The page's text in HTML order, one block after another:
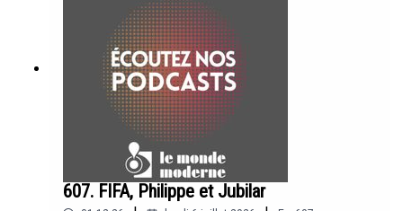
607. FIFA, Philippe et Jubilar